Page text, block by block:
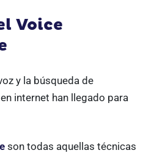
Voice
y la búsqueda de
internet han llegado para
son todas aquellas técnicas